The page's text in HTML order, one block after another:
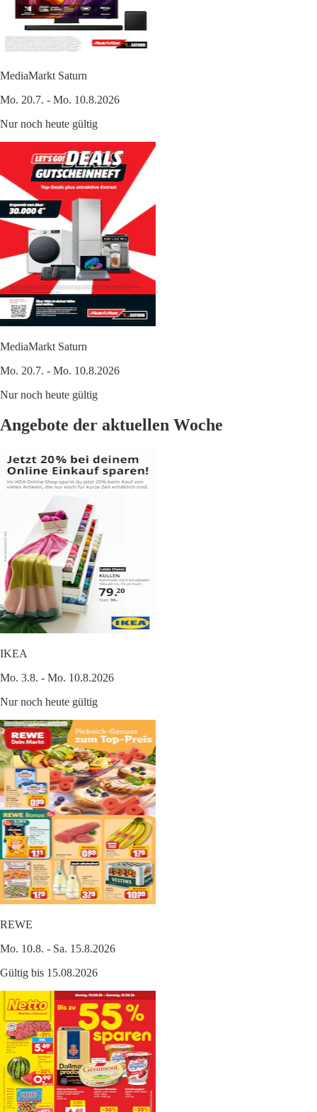
MediaMarkt Saturn
Mo. 20.7. - Mo. 10.8.2026
Nur noch heute gültig
MediaMarkt Saturn
Mo. 20.7. - Mo. 10.8.2026
Nur noch heute gültig
Angebote der aktuellen Woche
IKEA
Mo. 3.8. - Mo. 10.8.2026
Nur noch heute gültig
REWE
Mo. 10.8. - Sa. 15.8.2026
Gültig bis 15.08.2026